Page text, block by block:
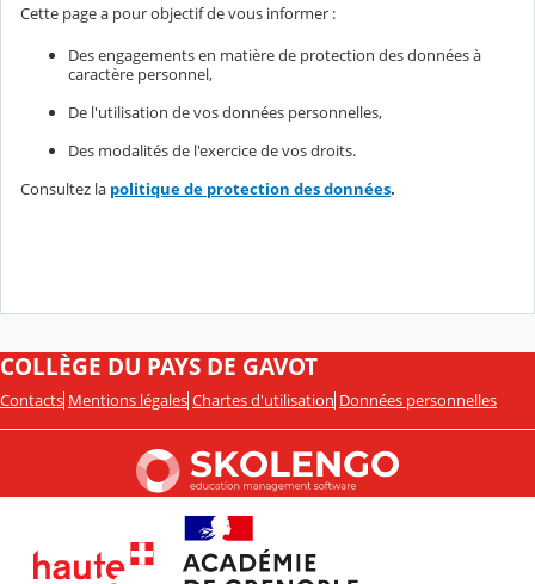
Cette page a pour objectif de vous informer :
Des engagements en matière de protection des données à
caractère personnel,
De l'utilisation de vos données personnelles,
Des modalités de l'exercice de vos droits.
Consultez la politique de protection des données.
COLLÈGE DU PAYS DE GAVOT
Contacts Mentions légales Chartes d'utilisation Données personnelles